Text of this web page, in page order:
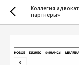
Коллегия
партнеры»